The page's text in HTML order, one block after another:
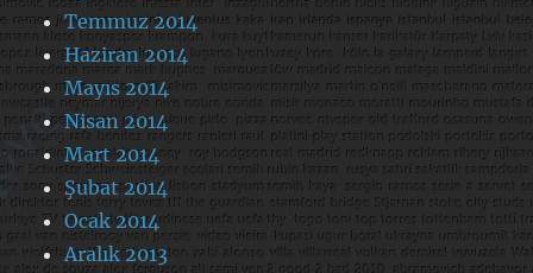
Temmuz 2014
Haziran 2014
Mayıs 2014
Nisan 2014
Mart 2014
Şubat 2014
Ocak 2014
Aralık 2013